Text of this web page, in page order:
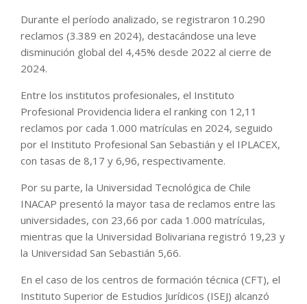
Durante el período analizado, se registraron 10.290
reclamos (3.389 en 2024), destacándose una leve
disminución global del 4,45% desde 2022 al cierre de
2024.
Entre los institutos profesionales, el Instituto
Profesional Providencia lidera el ranking con 12,11
reclamos por cada 1.000 matrículas en 2024, seguido
por el Instituto Profesional San Sebastián y el IPLACEX,
con tasas de 8,17 y 6,96, respectivamente.
Por su parte, la Universidad Tecnológica de Chile
INACAP presentó la mayor tasa de reclamos entre las
universidades, con 23,66 por cada 1.000 matrículas,
mientras que la Universidad Bolivariana registró 19,23 y
la Universidad San Sebastián 5,66.
En el caso de los centros de formación técnica (CFT), el
Instituto Superior de Estudios Jurídicos (ISEJ) alcanzó